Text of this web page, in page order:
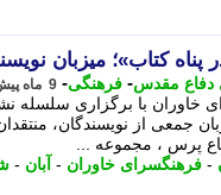
پناه کتاب»؛ میزبان
دفاع مقدس- فرهنگی- 9 ماه پیش - چهارشنبه 21 آبان 1404، 18:25
خاوران با برگزاری سلسله
جمعی از نویسندگان،
پرس ، مجموعه ...
- فرهنگسرای خاوران - آبان -